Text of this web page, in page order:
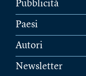
Pubblicità
Paesi
Autori
Newsletter